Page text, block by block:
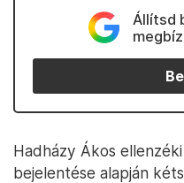
Állítsd
Hadházy Ákos
bejelentése alapján